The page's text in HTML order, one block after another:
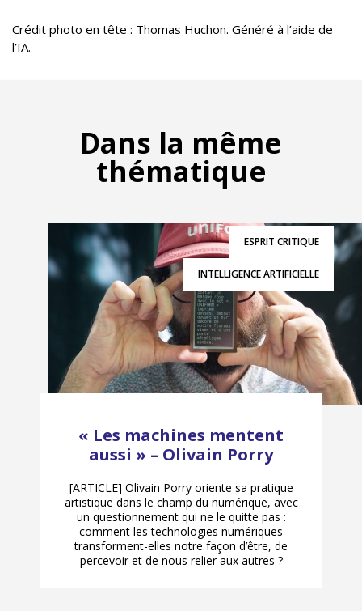
Crédit photo en tête : Thomas Huchon. Généré à l’aide de
l’IA.
Dans la même
thématique
ESPRIT CRITIQUE
INTELLIGENCE ARTIFICIELLE
« Les machines mentent
aussi » – Olivain Porry
[ARTICLE] Olivain Porry oriente sa pratique
artistique dans le champ du numérique, avec
un questionnement qui ne le quitte pas :
comment les technologies numériques
transforment-elles notre façon d’être, de
percevoir et de nous relier aux autres ?